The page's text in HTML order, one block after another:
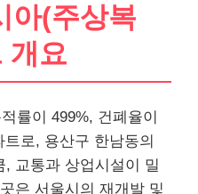
아(주상복
개요
률이 499%, 건폐율이
로, 용산구 한남동의
교통과 상업시설이 밀
은 서울시의 재개발 및